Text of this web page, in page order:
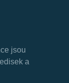
jsou
a